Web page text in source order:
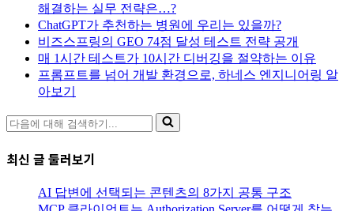
해결하는 실무 전략은…?
ChatGPT가 추천하는 병원에 우리는 있을까?
비즈스프링의 GEO 74점 달성 테스트 전략 공개
매 1시간 테스트가 10시간 디버깅을 절약하는 이유
프롬프트를 넘어 개발 환경으로, 하네스 엔지니어링 알
아보기
다
음
에
대
최신 글 둘러보기
AI 답변에 선택되는 콘텐츠의 8가지 공통 구조